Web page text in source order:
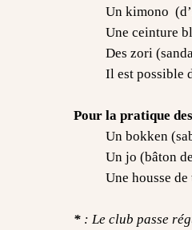
Un kimono
Une ceinture
Des zori
Il est possible de
Pour la pratique
Un bokken
Un jo (bâton
Une housse
* : Le club passe